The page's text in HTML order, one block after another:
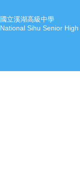
國立溪湖高級中學
National Sihu Senior